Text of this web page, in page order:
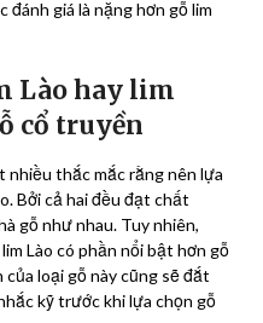
đánh giá là nặng hơn gỗ lim
Lào hay lim
cổ truyền
nhiều thắc mắc rằng nên lựa
Bởi cả hai đều đạt chất
gỗ như nhau. Tuy nhiên,
Lào có phần nổi bật hơn gỗ
loại gỗ này cũng sẽ đắt
kỹ trước khi lựa chọn gỗ